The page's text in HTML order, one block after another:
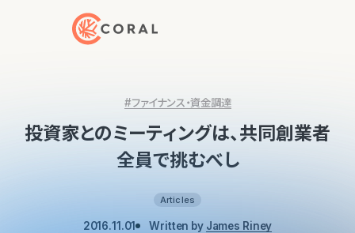
トップページへ戻る
#ファイナンス・資金調達
投資家とのミーティングは、共同創業者
全員で挑むべし
Articles
2016.11.01 Written by James Riney